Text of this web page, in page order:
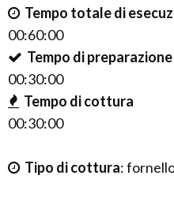
Tempo totale di
00:60:00
Tempo di preparazione
00:30:00
Tempo di cottura
00:30:00
Tipo di cottura: